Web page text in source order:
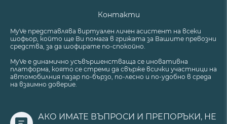
Контакти
MyVe представлява виртуален личен асистент на всеки
шофьор, който ще Ви помага в грижата за Вашите превозни
средства, за да шофирате по-спокойно.
MyVe е динамично усъвършенстваща се иновативна
платформа, която се стреми да свърже всички участници на
автомобилния пазар по-бързо, по-лесно и по-удобно в среда
на взаимно доверие.
АКО ИМАТЕ ВЪПРОСИ И ПРЕПОРЪКИ, НЕ